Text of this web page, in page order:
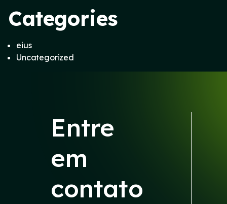
Categories
eius
Uncategorized
Entre
em
contato